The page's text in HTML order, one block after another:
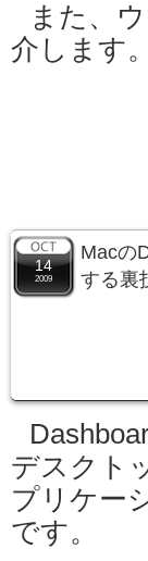
また、
介します。
14
2009
Macの
する裏
デスクト
プリケー
です。